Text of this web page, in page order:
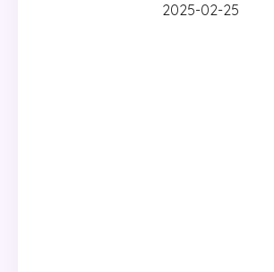
2025-02-25